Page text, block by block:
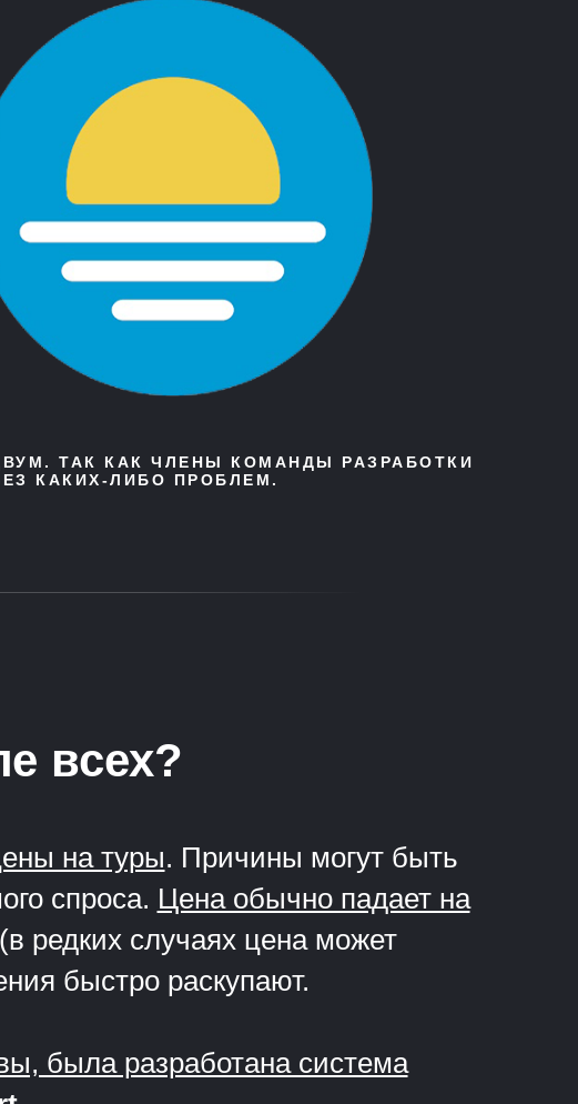
ТАК КАК ЧЛЕНЫ КОМАНДЫ РАЗРАБОТКИ
КАКИХ-ЛИБО ПРОБЛЕМ.
всех?
на туры. Причины могут быть
спроса. Цена обычно падает на
(в редких случаях цена может
быстро раскупают.
была разработана система